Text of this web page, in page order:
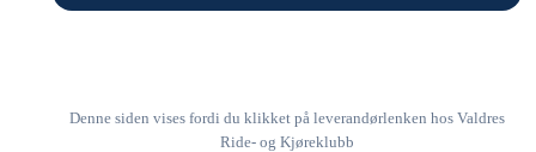
Denne siden vises fordi du klikket på leverandørlenken hos Valdres
Ride- og Kjøreklubb